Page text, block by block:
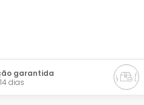
garantida
dias